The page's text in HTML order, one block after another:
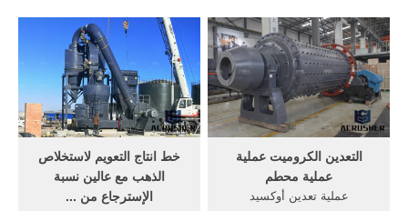
بحث وتصميم منجم، وتوريد
معدات، وأكثر من 500 مشروع
خدمي لسلسلة صناعة التعدين
(epc+m+o) في أكثر ...
على نطاق صغير -دليل على
نطاق صغير الطين, جودة عالية
الكرة أسعار مطحنة نوع من آلة
طحن.
خط انتاج التعويم لاستخلاص
الذهب مع عالين نسبة
الإسترجاع من ...
التعدين الكروميت عملية
عملية محطم
عملية تعدين أوكسيد